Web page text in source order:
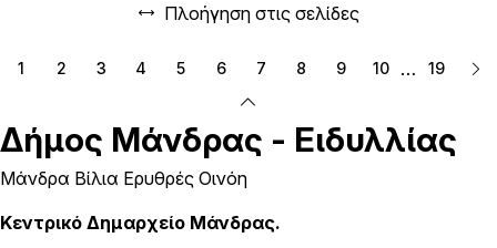
Πλοήγηση στις σελίδες
1 2 3 4 5 6 7 8 9 10 … 19
Δήμος Μάνδρας - Ειδυλλίας
Μάνδρα Βίλια Ερυθρές Οινόη
Κεντρικό Δημαρχείο Μάνδρας.